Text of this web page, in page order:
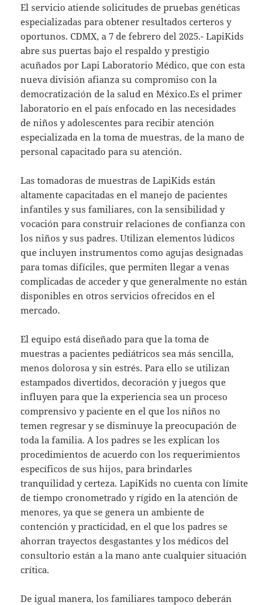
El servicio atiende solicitudes de pruebas genéticas
especializadas para obtener resultados certeros y
oportunos. CDMX, a 7 de febrero del 2025.- LapiKids
abre sus puertas bajo el respaldo y prestigio
acuñados por Lapi Laboratorio Médico, que con esta
nueva división afianza su compromiso con la
democratización de la salud en México.Es el primer
laboratorio en el país enfocado en las necesidades
de niños y adolescentes para recibir atención
especializada en la toma de muestras, de la mano de
personal capacitado para su atención.
Las tomadoras de muestras de LapiKids están
altamente capacitadas en el manejo de pacientes
infantiles y sus familiares, con la sensibilidad y
vocación para construir relaciones de confianza con
los niños y sus padres. Utilizan elementos lúdicos
que incluyen instrumentos como agujas designadas
para tomas difíciles, que permiten llegar a venas
complicadas de acceder y que generalmente no están
disponibles en otros servicios ofrecidos en el
mercado.
El equipo está diseñado para que la toma de
muestras a pacientes pediátricos sea más sencilla,
menos dolorosa y sin estrés. Para ello se utilizan
estampados divertidos, decoración y juegos que
influyen para que la experiencia sea un proceso
comprensivo y paciente en el que los niños no
temen regresar y se disminuye la preocupación de
toda la familia. A los padres se les explican los
procedimientos de acuerdo con los requerimientos
específicos de sus hijos, para brindarles
tranquilidad y certeza. LapiKids no cuenta con límite
de tiempo cronometrado y rígido en la atención de
menores, ya que se genera un ambiente de
contención y practicidad, en el que los padres se
ahorran trayectos desgastantes y los médicos del
consultorio están a la mano ante cualquier situación
crítica.
De igual manera, los familiares tampoco deberán